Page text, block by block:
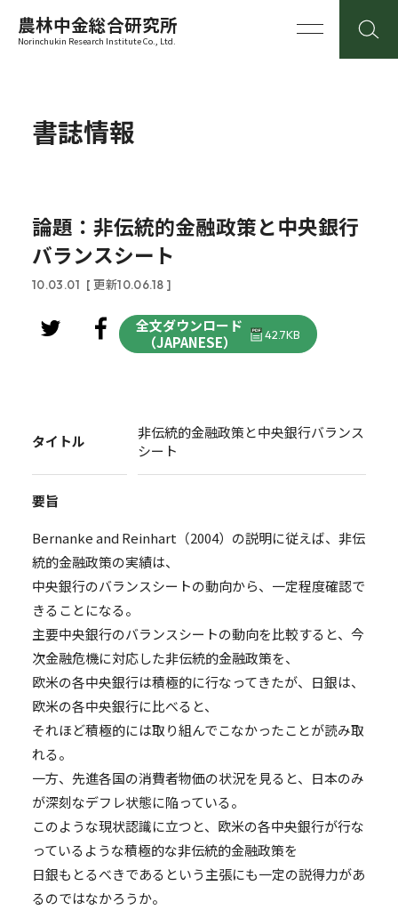
農林中金総合研究所
Norinchukin Research Institute Co., Ltd.
書誌情報
論題：非伝統的金融政策と中央銀行
バランスシート
10.03.01 [ 更新10.06.18 ]
全文ダウンロード
（JAPANESE）
42.7KB
タイトル
非伝統的金融政策と中央銀行バランス
シート
要旨
Bernanke and Reinhart（2004）の説明に従えば、非伝
統的金融政策の実績は、
中央銀行のバランスシートの動向から、一定程度確認で
きることになる。
主要中央銀行のバランスシートの動向を比較すると、今
次金融危機に対応した非伝統的金融政策を、
欧米の各中央銀行は積極的に行なってきたが、日銀は、
欧米の各中央銀行に比べると、
それほど積極的には取り組んでこなかったことが読み取
れる。
一方、先進各国の消費者物価の状況を見ると、日本のみ
が深刻なデフレ状態に陥っている。
このような現状認識に立つと、欧米の各中央銀行が行な
っているような積極的な非伝統的金融政策を
日銀もとるべきであるという主張にも一定の説得力があ
るのではなかろうか。